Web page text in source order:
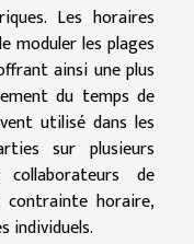
Les horaires
moduler les plages
ainsi une plus
du temps de
utilisé dans les
sur plusieurs
de
horaire,
individuels.